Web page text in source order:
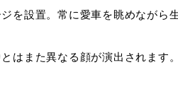
を設置。常に愛車を眺めながら
はまた異なる顔が演出されます。